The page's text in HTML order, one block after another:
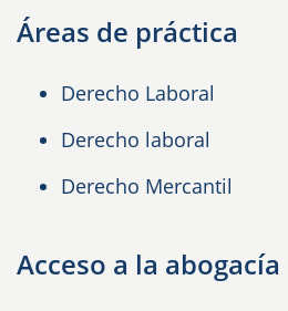
Áreas de práctica
Derecho Laboral
Derecho laboral
Derecho Mercantil
Acceso a la abogacía